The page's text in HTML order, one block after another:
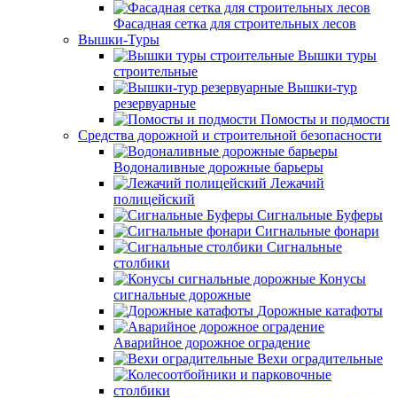
Фасадная сетка для строительных лесов
Вышки-Туры
Вышки туры
строительные
Вышки-тур
резервуарные
Помосты и подмости
Средства дорожной и строительной безопасности
Водоналивные дорожные барьеры
Лежачий
полицейский
Сигнальные Буферы
Сигнальные фонари
Сигнальные
столбики
Конусы
сигнальные дорожные
Дорожные катафоты
Аварийное дорожное оградение
Вехи оградительные